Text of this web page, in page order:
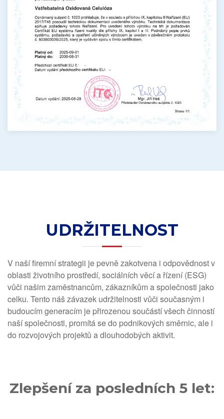
UDRŽITELNOST
V naší firemní strategii je pevně zakotvena i odpovědnost v
oblasti životního prostředí, sociálních věcí a řízení (ESG)
vůči našim zaměstnancům, zákazníkům a společnosti jako
celku. Tento náš závazek udržitelnosti vůči současným i
budoucím generacím je přirozenou součástí všech činností
naší společnosti, promítá se do podnikových směrnic, ale i
do rozvojových projektů a dlouhodobých aktivit.
Zlepšení za posledních 5 let: